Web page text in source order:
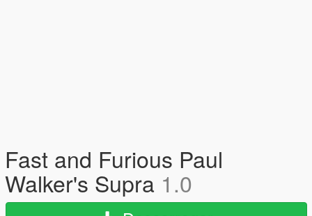
Fast and Furious Paul
Walker's Supra 1.0